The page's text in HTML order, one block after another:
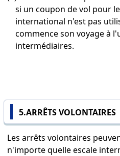
si un coupon de vol pour
international n'est pas
commence son voyage à
intermédiaires.
5.ARRÊTS VOLONTAIRES
Les arrêts volontaires
n'importe quelle escale